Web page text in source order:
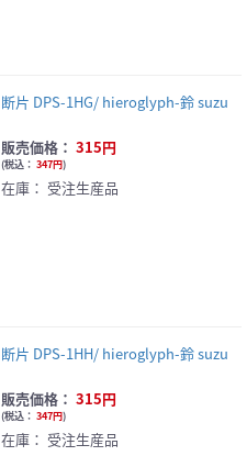
断片 DPS-1HG/ hieroglyph-鈴 suzu
販売価格： 315円
(税込： 347円)
在庫： 受注生産品
断片 DPS-1HH/ hieroglyph-鈴 suzu
販売価格： 315円
(税込： 347円)
在庫： 受注生産品